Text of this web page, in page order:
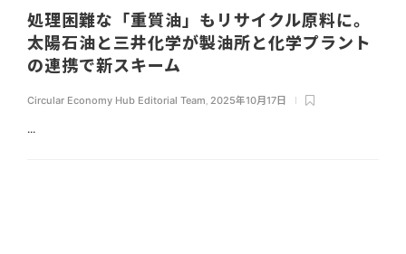
処理困難な「重質油」もリサイクル原料に。
太陽石油と三井化学が製油所と化学プラント
の連携で新スキーム
Circular Economy Hub Editorial Team 2025年10月17日
...